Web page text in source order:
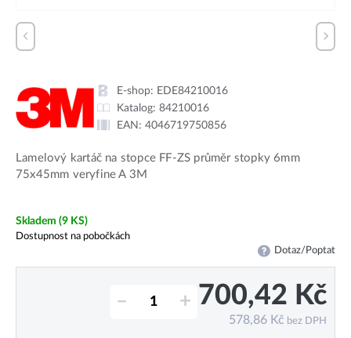
E-shop: EDE84210016
Katalog: 84210016
EAN: 4046719750856
Lamelový kartáč na stopce FF-ZS průměr stopky 6mm
75x45mm veryfine A 3M
Skladem (9 KS)
Dostupnost na pobočkách
Dotaz/Poptat
– + 700,42 Kč
578,86 Kč bez DPH